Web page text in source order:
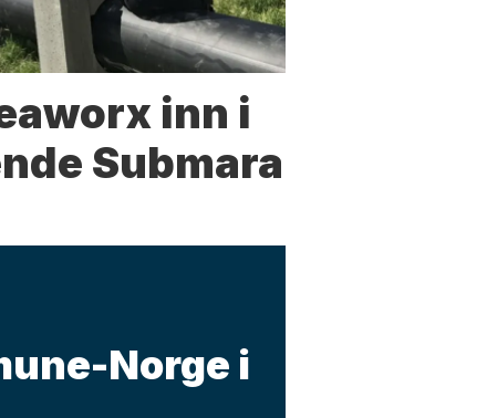
inn i
Submara
Norge i